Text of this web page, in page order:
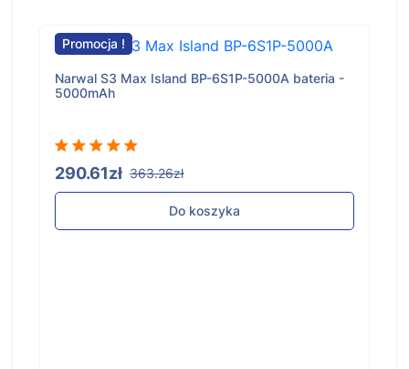
Promocja !
Narwal S3 Max Island BP-6S1P-5000A bateria -
5000mAh
290.61zł 363.26zł
Do koszyka